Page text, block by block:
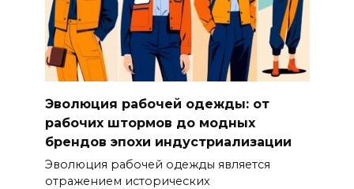
Эволюция рабочей одежды: от
рабочих штормов до модных
брендов эпохи индустриализации
Эволюция рабочей одежды является
отражением исторических